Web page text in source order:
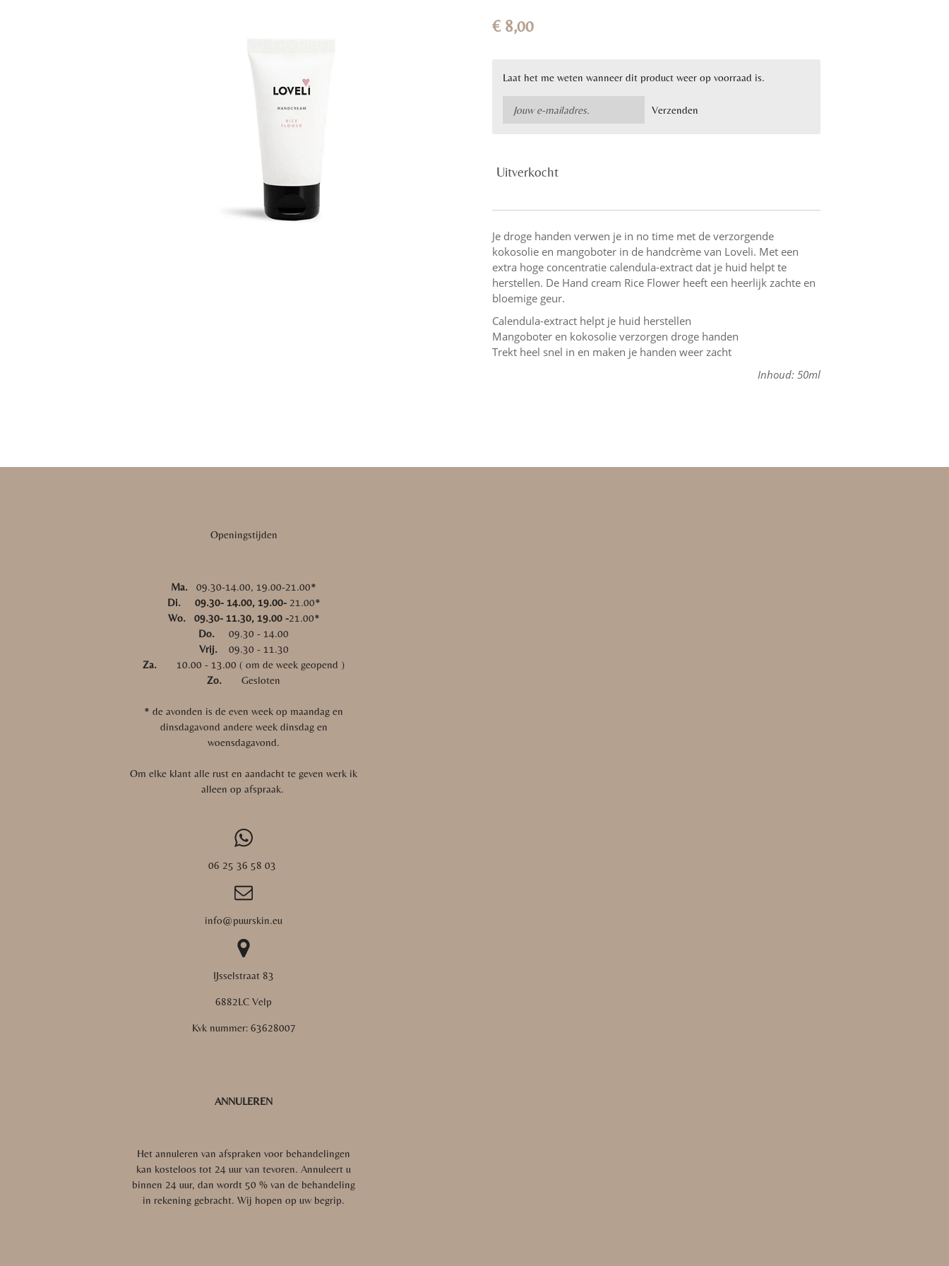
€ 8,00
Laat het me weten wanneer dit product weer op voorraad is.
Verzenden
Uitverkocht
Je droge handen verwen je in no time met de verzorgende
kokosolie en mangoboter in de handcrème van Loveli. Met een
extra hoge concentratie calendula-extract dat je huid helpt te
herstellen. De Hand cream Rice Flower heeft een heerlijk zachte en
bloemige geur.
Calendula-extract helpt je huid herstellen
Mangoboter en kokosolie verzorgen droge handen
Trekt heel snel in en maken je handen weer zacht
Inhoud: 50ml
Openingstijden
Ma.09.30-14.00, 19.00-21.00*
Di. 09.30- 14.00, 19.00- 21.00*
Wo. 09.30- 11.30, 19.00 -21.00*
Do. 09.30 - 14.00
Vrij.
09.30 - 11.30
Za. 10.00 - 13.00 ( om de week geopend )
Zo.
Gesloten
* de avonden is de even week op maandag en
dinsdagavond andere week dinsdag en
woensdagavond.
Om elke klant alle rust en aandacht te geven werk ik
alleen op afspraak.
06 25 36 58 03
info@puurskin.eu
IJsselstraat 83
6882LC Velp
Kvk nummer: 63628007
ANNULEREN
Het annuleren van afspraken voor behandelingen
kan kosteloos tot 24 uur van tevoren. Annuleert u
binnen 24 uur, dan wordt 50 % van de behandeling
in rekening gebracht.Wij hopen op uw begrip.